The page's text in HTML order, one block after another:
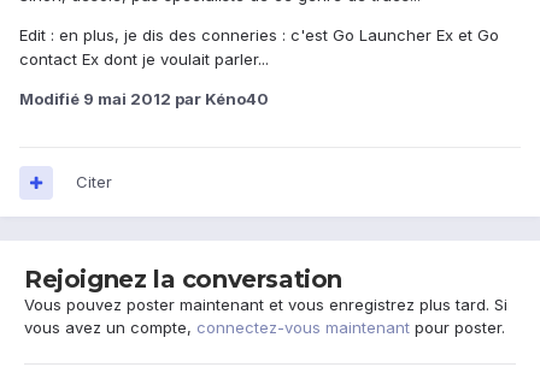
Edit : en plus, je dis des conneries : c'est Go Launcher Ex et Go
contact Ex dont je voulait parler...
Modifié 9 mai 2012 par Kéno40
Citer
Rejoignez la conversation
Vous pouvez poster maintenant et vous enregistrez plus tard. Si
vous avez un compte, connectez-vous maintenant pour poster.